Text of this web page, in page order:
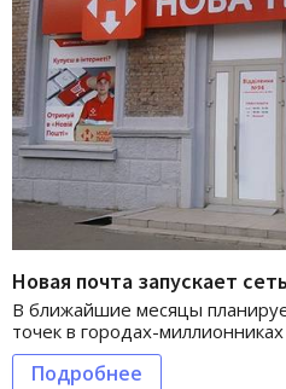
Новая почта запускает
В ближайшие месяцы
точек в городах-миллионниках
Подробнее